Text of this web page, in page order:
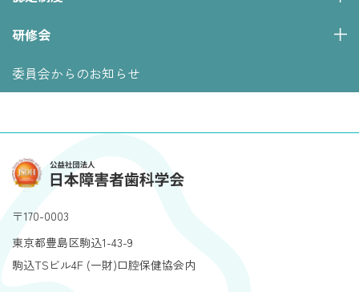
研修会
委員会からのお知らせ
〒170-0003
東京都豊島区駒込1-43-9
駒込TSビル4F (一財)口腔保健協会内